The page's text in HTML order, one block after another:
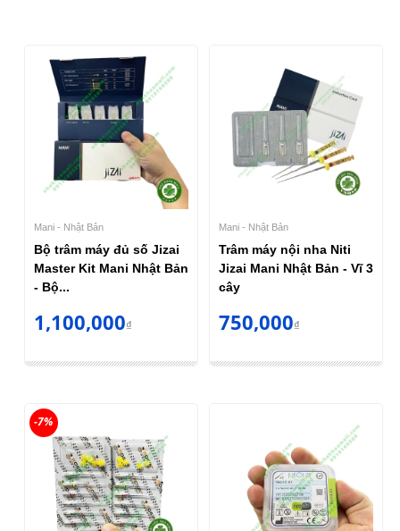
Mani - Nhật Bản
Bộ trâm máy đủ số Jizai
Master Kit Mani Nhật Bản
- Bộ...
1,100,000₫
Mani - Nhật Bản
Trâm máy nội nha Niti
Jizai Mani Nhật Bản - Vĩ 3
cây
750,000₫
-7%